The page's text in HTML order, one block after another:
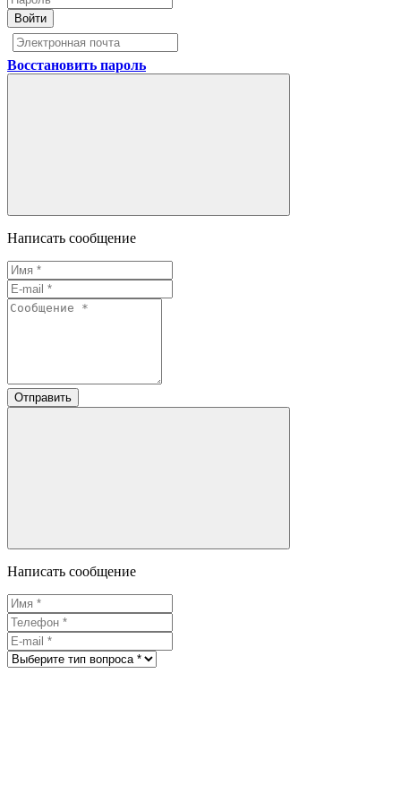
Войти
Восстановить пароль
Написать сообщение
Отправить
Написать сообщение